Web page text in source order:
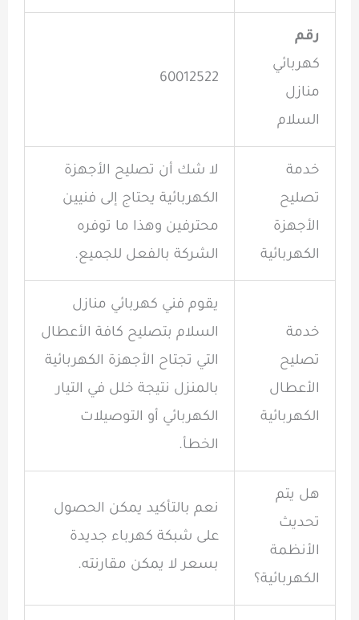
رقم
كهربائي
منازل
السلام
60012522
خدمة
تصليح
الأجهزة
الكهربائية
لا شك أن تصليح الأجهزة
الكهربائية يحتاج إلى فنيين
محترفين وهذا ما توفره
الشركة بالفعل للجميع.
خدمة
تصليح
الأعطال
الكهربائية
يقوم فني كهربائي منازل
السلام بتصليح كافة الأعطال
التي تجتاح الأجهزة الكهربائية
بالمنزل نتيجة خلل في التيار
الكهربائي أو التوصيلات
الخطأ.
هل يتم
تحديث
الأنظمة
الكهربائية؟
نعم بالتأكيد يمكن الحصول
على شبكة كهرباء جديدة
بسعر لا يمكن مقارنته.